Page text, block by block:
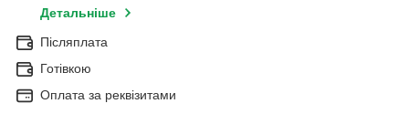
Детальніше
Післяплата
Готівкою
Оплата за реквізитами